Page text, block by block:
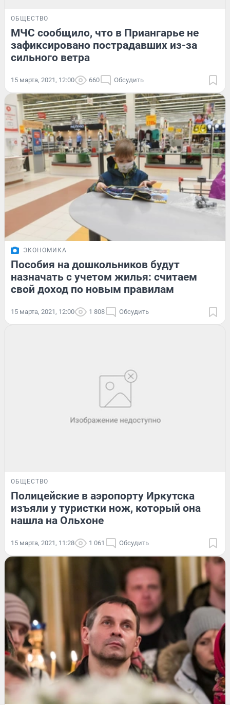
ОБЩЕСТВО
МЧС сообщило, что в Приангарье не
зафиксировано пострадавших из-за
сильного ветра
15 марта, 2021, 12:00 660 Обсудить
ЭКОНОМИКА
Пособия на дошкольников будут
назначать с учетом жилья: считаем
свой доход по новым правилам
15 марта, 2021, 12:00 1 808 Обсудить
ОБЩЕСТВО
Полицейские в аэропорту Иркутска
изъяли у туристки нож, который она
нашла на Ольхоне
15 марта, 2021, 11:28 1 061 Обсудить